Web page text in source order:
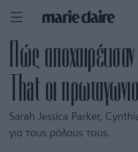
Πώς
That οι
Sarah Jessica Parker,
για τους ρόλους τους.